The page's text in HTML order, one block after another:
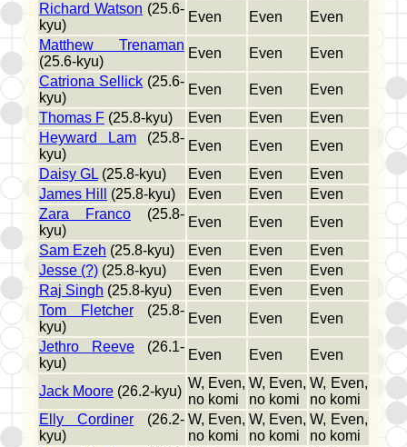
Richard Watson (25.6-
kyu)
Even Even
Even
Matthew Trenaman
(25.6-kyu)
Even Even
Even
Catriona Sellick (25.6-
kyu)
Even Even
Even
Thomas F (25.8-kyu) Even Even
Even
Heyward Lam (25.8-
kyu)
Even Even
Even
Daisy GL(25.8-kyu) Even Even
Even
James Hill
(25.8-kyu) Even Even
Even
Zara Franco (25.8-
kyu)
Even Even
Even
Sam Ezeh (25.8-kyu) Even Even
Even
Jesse (?) (25.8-kyu) Even Even
Even
Raj Singh (25.8-kyu) Even Even
Even
Tom Fletcher(25.8-
kyu)
Even Even
Even
Jethro Reeve (26.1-
kyu)
Even Even Even
Jack Moore (26.2-kyu)
W, Even,
no komi
W, Even,
no komi
W, Even,
no komi
Elly Cordiner (26.2-
kyu)
W, Even,
no komi
W, Even,
no komi
W, Even,
no komi